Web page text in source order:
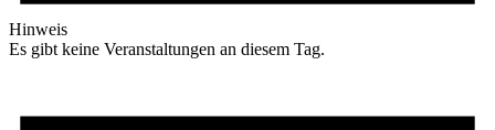
Hinweis
Es gibt keine Veranstaltungen an diesem Tag.